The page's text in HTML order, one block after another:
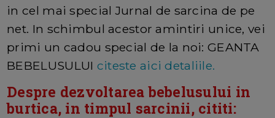
in cel mai special Jurnal de sarcina de pe
net. In schimbul acestor amintiri unice, vei
primi un cadou special de la noi: GEANTA
BEBELUSULUI citeste aici detaliile.
Despre dezvoltarea bebelusului in
burtica, in timpul sarcinii, cititi: